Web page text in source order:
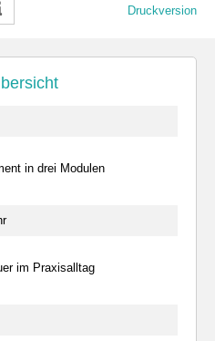
Druckversion
in drei Modulen
im Praxisalltag